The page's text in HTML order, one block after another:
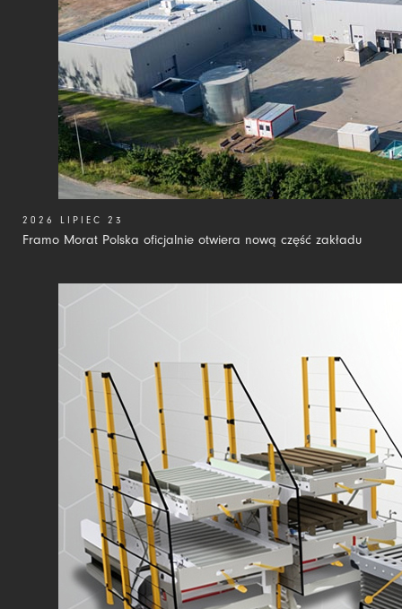
Framo Morat Polska oficjalnie otwiera nową część zakładu
2026 LIPIEC 23